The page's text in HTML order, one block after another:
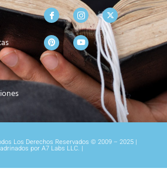
Los Derechos Reservados © 2009 – 2025 |
por A7 Labs LLC. |